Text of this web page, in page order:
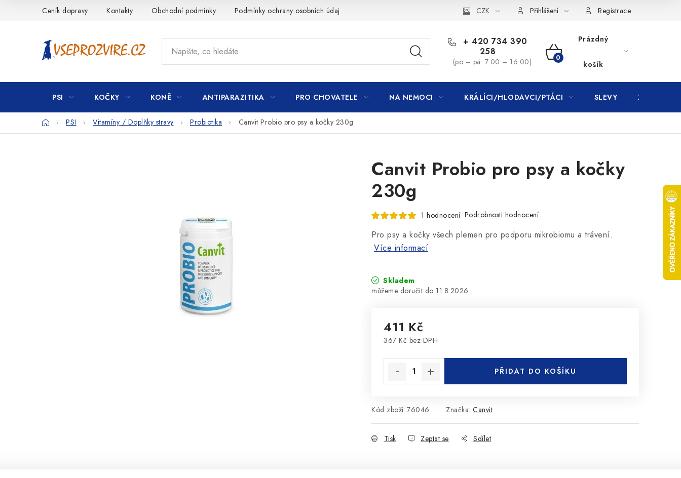
Ceník dopravy Kontakty Obchodní podmínky Podmínky ochrany osobních údajů CZK Přihlášení Registrace
+ 420 734 390
258
(po – pá: 7:00 – 16:00)
NÁKUPNÍ
KOŠÍK
Prázdný
košík
PSI KOČKY KONĚ ANTIPARAZITIKA PRO CHOVATELE NA NEMOCI KRÁLÍCI/HLODAVCI/PTÁCI SLEVY ZNAČKY
DomůPSI Vitamíny / Doplňky stravy Probiotika Canvit Probio pro psy a kočky 230g
Canvit Probio pro psy a kočky
230g
1 hodnocení Podrobnosti hodnocení
Pro psy a kočky všech plemen pro podporu mikrobiomu a trávení.
Více informací
Skladem
11.8.2026
411 Kč
367 Kč bez DPH
PŘIDAT DO KOŠÍKU
Kód zboží: 76046 Značka: Canvit
Tisk Zeptat se Sdílet